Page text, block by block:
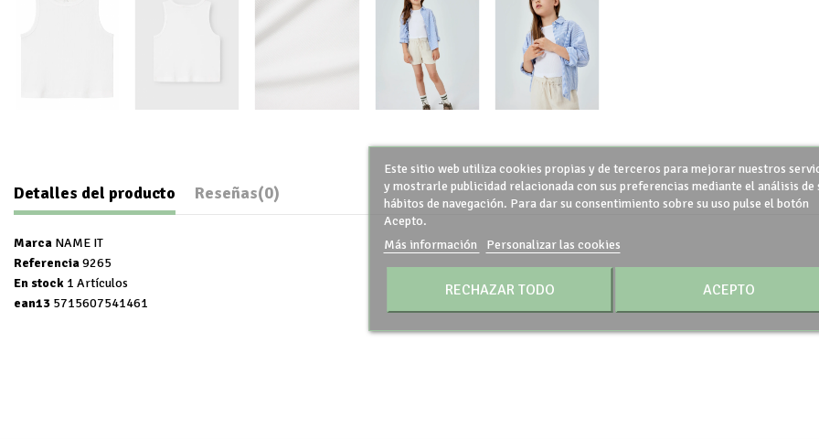
Detalles del producto Reseñas(0)
Marca NAME IT
Referencia9265
En stock 1 Artículos
ean13 5715607541461
Este sitio web utiliza cookies propias y de terceros para mejorar nuestros
y mostrarle publicidad relacionada con sus preferencias mediante el análisis de
hábitos de navegación. Para dar su consentimiento sobre su uso pulse el botón
Acepto.
Más información
Personalizar las cookies
RECHAZAR TODO ACEPTO